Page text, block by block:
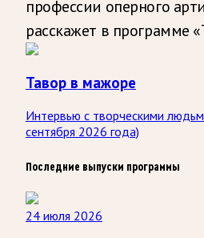
профессии оперного
расскажет в программе
Тавор в мажоре
Интервью с творческими
сентября 2026 года)
Последние выпуски программы
24 июля 2026